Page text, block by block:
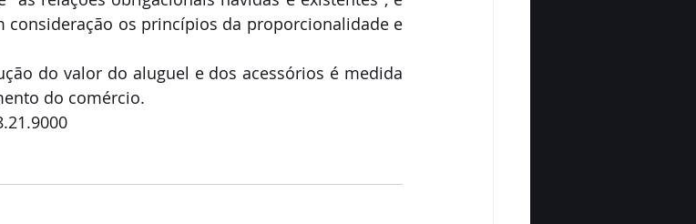
consideração os princípios da proporcionalidade e
do valor do aluguel e dos acessórios é medida
do comércio.